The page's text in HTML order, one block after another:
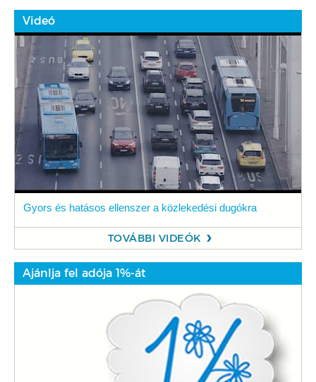
Videó
Gyors és hatásos ellenszer a közlekedési dugókra
TOVÁBBI VIDEÓK
Ajánlja fel adója 1%-át